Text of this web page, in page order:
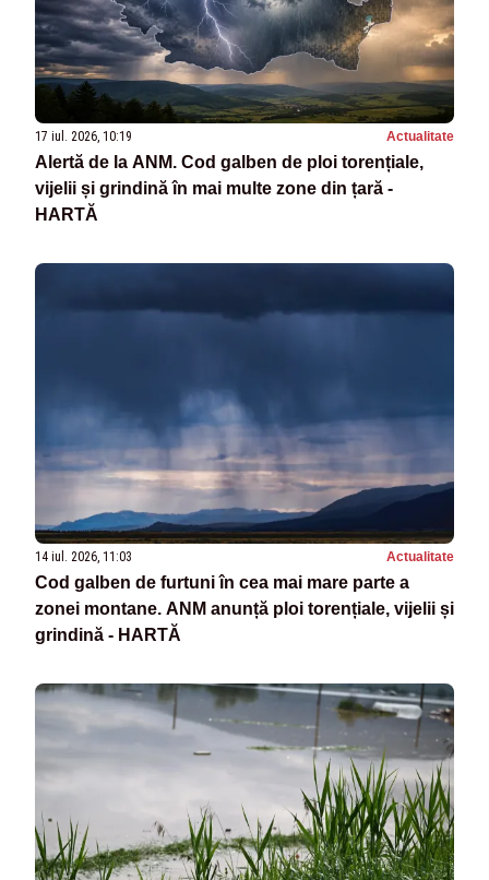
17 iul. 2026, 10:19 Actualitate
Alertă de la ANM. Cod galben de ploi torențiale,
vijelii și grindină în mai multe zone din țară -
HARTĂ
14 iul. 2026, 11:03 Actualitate
Cod galben de furtuni în cea mai mare parte a
zonei montane. ANM anunță ploi torențiale, vijelii și
grindină - HARTĂ